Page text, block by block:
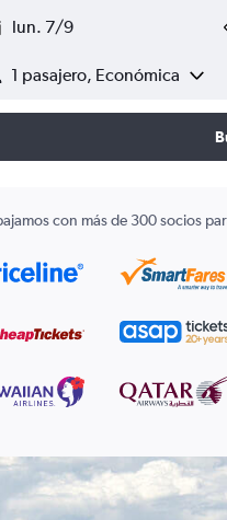
lun. 7/9
1 pasajero, Económica
con más de 300 socios